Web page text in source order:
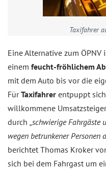
Taxifahrer
Eine Alternative zum ÖPNV
einem feucht-fröhlichem
mit dem Auto bis vor die
FürTaxifahrer entpuppt
willkommene
durch „schwierige Fahrgäste
wegen betrunkener Personen
berichtet Thomas Kroker
sich bei dem Fahrgast um